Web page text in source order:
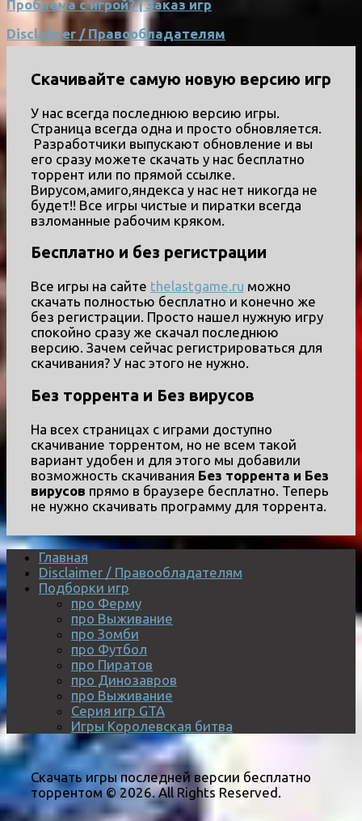
Проблема с игрой? | Заказ игр
Disclaimer / Правообладателям
Скачивайте самую новую версию игр
У нас всегда последнюю версию игры.
Страница всегда одна и просто обновляется.
Разработчики выпускают обновление и вы
его сразу можете скачать у нас бесплатно
торрент или по прямой ссылке.
Вирусом,амиго,яндекса у нас нет никогда не
будет!! Все игры чистые и пиратки всегда
взломанные рабочим кряком.
Бесплатно и без регистрации
Все игры на сайте thelastgame.ru можно
скачать полностью бесплатно и конечно же
без регистрации. Просто нашел нужную игру
спокойно сразу же скачал последнюю
версию. Зачем сейчас регистрироваться для
скачивания? У нас этого не нужно.
Без торрента и Без вирусов
На всех страницах с играми доступно
скачивание торрентом, но не всем такой
вариант удобен и для этого мы добавили
возможность скачивания Без торрента и Без
вирусов прямо в браузере бесплатно. Теперь
не нужно скачивать программу для торрента.
Главная
Disclaimer / Правообладателям
Подборки игр
про Ферму
про Выживание
про Зомби
про Футбол
про Пиратов
про Динозавров
про Выживание
Серия игр GTA
Игры Королевская битва
Скачать игры последней версии бесплатно
торрентом © 2026. All Rights Reserved.